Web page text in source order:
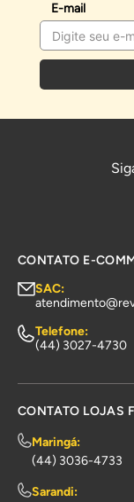
E-mail
CONTATO E-
SAC:
Telefone:
(44) 3027-4730
CONTATO LOJAS
Maringá:
(44) 3036-4733
Sarandi: